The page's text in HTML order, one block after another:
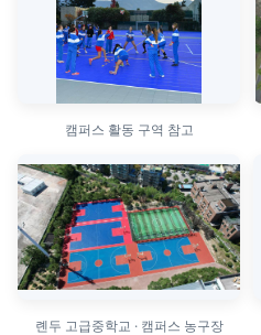
캠퍼스 활동 구역 참고
롄두 고급중학교 · 캠퍼스 농구장